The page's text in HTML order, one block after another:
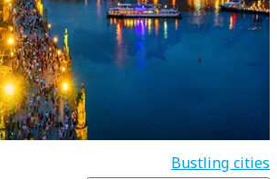
Bustling cities